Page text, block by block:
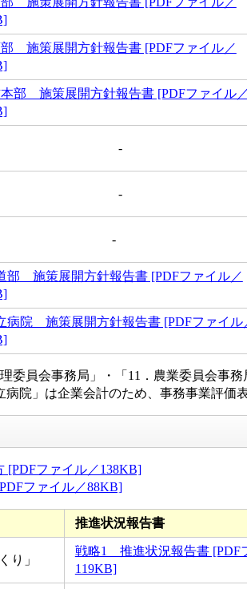
部 施策展開方針報告書 [PDFファイル／
部 施策展開方針報告書 [PDFファイル／
-
-
-
部 施策展開方針報告書 [PDFファイル／
病院 施策展開方針報告書 [PDFファイル
委員会事務局」・「11．農業委員会事
院」は企業会計のため、事務事業評価
[PDFファイル／138KB]
ファイル／88KB]
推進状況報告書
り」
戦略1 推進状況報告書 [PDF
119KB]